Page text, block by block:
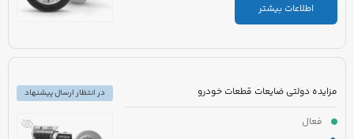
اطلاعات بیشتر
مزایده دولتی ضایعات قطعات خودرو
فعال
در انتظار ارسال پیشنهاد